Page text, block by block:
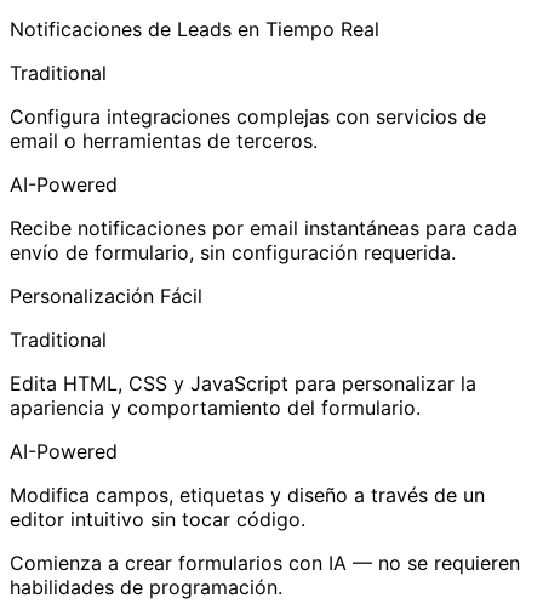
Notificaciones de Leads en Tiempo Real
Traditional
Configura integraciones complejas con servicios de
email o herramientas de terceros.
AI-Powered
Recibe notificaciones por email instantáneas para cada
envío de formulario, sin configuración requerida.
Personalización Fácil
Traditional
Edita HTML, CSS y JavaScript para personalizar la
apariencia y comportamiento del formulario.
AI-Powered
Modifica campos, etiquetas y diseño a través de un
editor intuitivo sin tocar código.
Comienza a crear formularios con IA — no se requieren
habilidades de programación.